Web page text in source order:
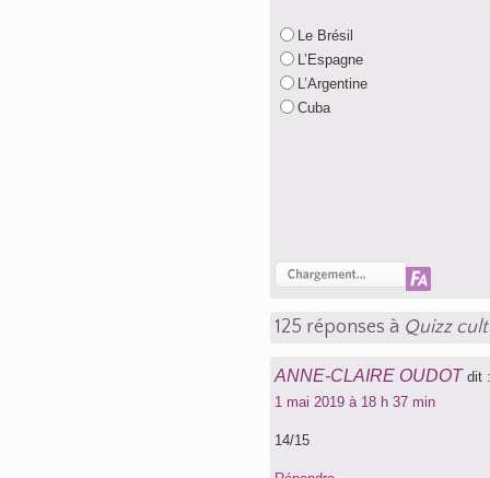
Le Brésil
L’Espagne
L’Argentine
Cuba
125 réponses à Quizz
ANNE-CLAIRE OUDOT dit :
1 mai 2019 à 18 h 37 min
14/15